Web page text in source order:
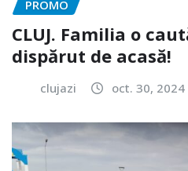
PROMO
CLUJ. Familia o
dispărut de acasă!
clujazi oct. 30, 2024